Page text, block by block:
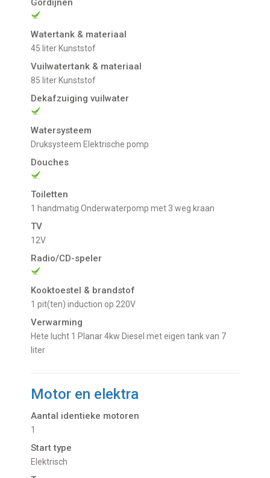
Gordijnen
Watertank & materiaal
45 liter Kunststof
Vuilwatertank & materiaal
85 liter Kunststof
Dekafzuiging vuilwater
Watersysteem
Druksysteem Elektrische pomp
Douches
Toiletten
1 handmatig Onderwaterpomp met 3 weg kraan
TV
12V
Radio/CD-speler
Kooktoestel & brandstof
1 pit(ten) induction op 220V
Verwarming
Hete lucht 1 Planar 4kw Diesel met eigen tank van 7
liter
Motor en elektra
Aantal identieke motoren
1
Start type
Elektrisch